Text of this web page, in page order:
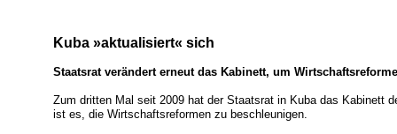
Kuba »aktualisiert« sich
Staatsrat verändert erneut das Kabinett, um
Zum dritten Mal seit 2009 hat der Staatsrat in Kuba das Kabinett
ist es, die Wirtschaftsreformen zu beschleunigen.